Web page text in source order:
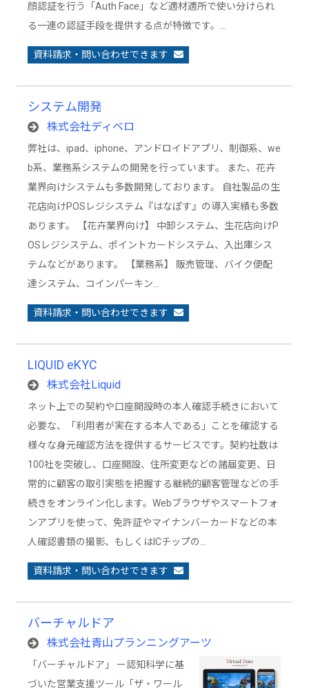
顔認証を行う「Auth Face」など適材適所で使い分けられ
る一連の認証手段を提供する点が特徴です。…
資料請求・問い合わせできます
システム開発
株式会社ディベロ
弊社は、ipad、iphone、アンドロイドアプリ、制御系、we
b系、業務系システムの開発を行っています。 また、花卉
業界向けシステムも多数開発しております。 自社製品の生
花店向けPOSレジシステム『はなぽす』の導入実績も多数
あります。 【花卉業界向け】 中卸システム、生花店向けP
OSレジシステム、ポイントカードシステム、入出庫シス
テムなどがあります。 【業務系】 販売管理、バイク便配
達システム、コインパーキン…
資料請求・問い合わせできます
LIQUID eKYC
株式会社Liquid
ネット上での契約や口座開設時の本人確認手続きにおいて
必要な、「利用者が実在する本人である」ことを確認する
様々な身元確認方法を提供するサービスです。契約社数は
100社を突破し、口座開設、住所変更などの諸届変更、日
常的に顧客の取引実態を把握する継続的顧客管理などの手
続きをオンライン化します。Webブラウザやスマートフォ
ンアプリを使って、免許証やマイナンバーカードなどの本
人確認書類の撮影、もしくはICチップの…
資料請求・問い合わせできます
バーチャルドア
株式会社青山プランニングアーツ
「バーチャルドア」 ー認知科学に基
づいた営業支援ツール「ザ・ワール